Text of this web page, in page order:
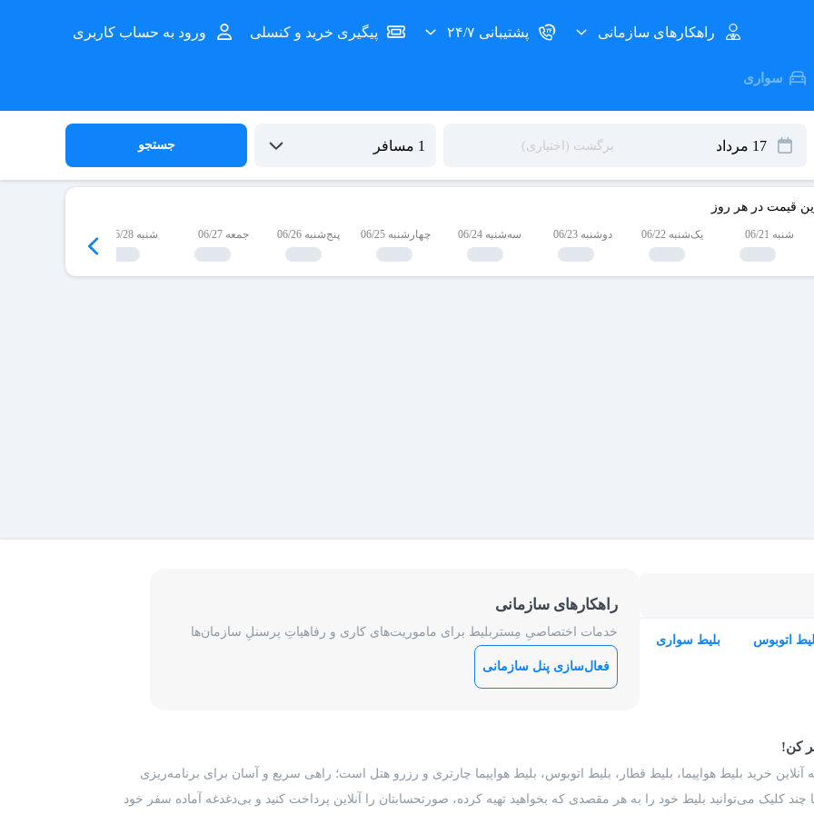
راهکارهای سازمانی پشتیبانی ۲۴/۷ پیگیری خرید و کنسلی ورود به حساب کاربری
سواری
جستجو
قیمت در هر روز
شنبه 06/21 یک‌شنبه 06/22 دوشنبه 06/23 سه‌شنبه 06/24 چهارشنبه 06/25 پنج‌شنبه 06/26 جمعه 06/27 شنبه 06/28
اتوبوس بلیط سواری
راهکارهای سازمانی
خدمات اختصاصیِ مِستربلیط برای ماموریت‌های کاری و رفاهیاتِ پرسنلِ سازمان‌ها
فعال‌سازی پنل سازمانی
کن!
آنلاین خرید بلیط هواپیما، بلیط قطار، بلیط اتوبوس، بلیط هواپیما چارتری و رزرو هتل است؛ راهی سریع و آسان برای برنامه‌ریزی
چند کلیک می‌توانید بلیط خود را به هر مقصدی که بخواهید تهیه کرده، صورتحسابتان را آنلاین پرداخت کنید و بی‌دغدغه آماده سفر خود